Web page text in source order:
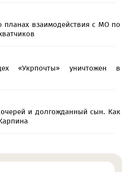
планах взаимодействия с МО по
«Укрпочты» уничтожен в
и долгожданный сын. Как